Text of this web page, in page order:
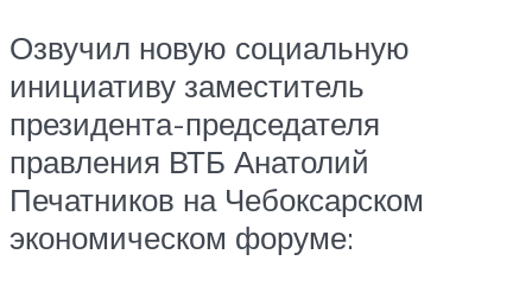
Озвучил новую социальную
инициативу заместитель
президента-председателя
правления ВТБ Анатолий
Печатников на Чебоксарском
экономическом форуме: